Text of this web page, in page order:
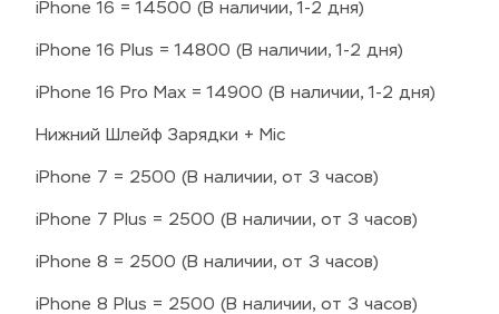
iPhone 16 = 14500 (В наличии, 1-2 дня)
iPhone 16 Plus = 14800 (В наличии, 1-2 дня)
iPhone 16 Pro Max = 14900 (В наличии, 1-2 дня)
Нижний Шлейф Зарядки + Mic
iPhone 7 = 2500 (В наличии, от 3 часов)
iPhone 7 Plus = 2500 (В наличии, от 3 часов)
iPhone 8 = 2500 (В наличии, от 3 часов)
iPhone 8 Plus = 2500 (В наличии, от 3 часов)